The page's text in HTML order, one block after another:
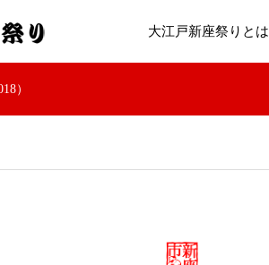
大江戸新座祭りとは
）